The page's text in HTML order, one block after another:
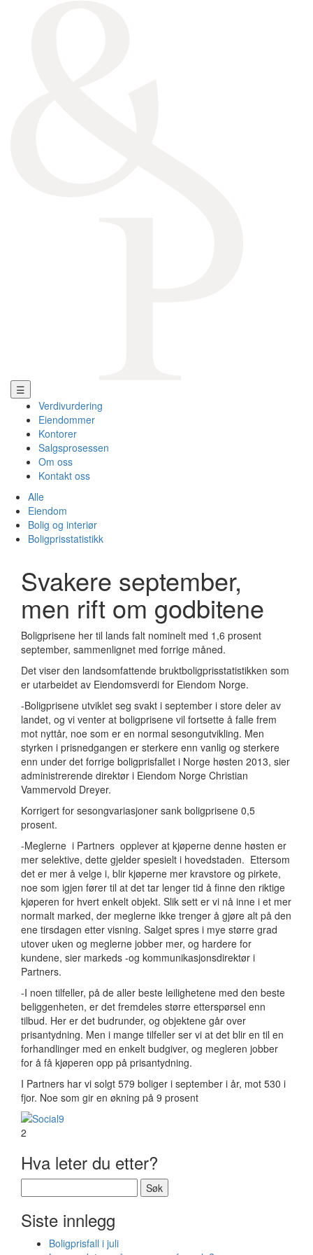
☰
Verdivurdering
Eiendommer
Kontorer
Salgsprosessen
Om oss
Kontakt oss
Alle
Eiendom
Bolig og interiør
Boligprisstatistikk
Svakere september,
men rift om godbitene
Boligprisene her til lands falt nominelt med 1,6 prosent
september, sammenlignet med forrige måned.
Det viser den landsomfattende bruktboligprisstatistikken som
er utarbeidet av Eiendomsverdi for Eiendom Norge.
-Boligprisene utviklet seg svakt i september i store deler av
landet, og vi venter at boligprisene vil fortsette å falle frem
mot nyttår, noe som er en normal sesongutvikling. Men
styrken i prisnedgangen er sterkere enn vanlig og sterkere
enn under det forrige boligprisfallet i Norge høsten 2013, sier
administrerende direktør i Eiendom Norge Christian
Vammervold Dreyer.
Korrigert for sesongvariasjoner sank boligprisene 0,5
prosent.
-Meglerne i Partners opplever at kjøperne denne høsten er
mer selektive, dette gjelder spesielt i hovedstaden. Ettersom
det er mer å velge i, blir kjøperne mer kravstore og pirkete,
noe som igjen fører til at det tar lenger tid å finne den riktige
kjøperen for hvert enkelt objekt. Slik sett er vi nå inne i et mer
normalt marked, der meglerne ikke trenger å gjøre alt på den
ene tirsdagen etter visning. Salget spres i mye større grad
utover uken og meglerne jobber mer, og hardere for
kundene, sier markeds -og kommunikasjonsdirektør i
Partners.
-I noen tilfeller, på de aller beste leilighetene med den beste
beliggenheten, er det fremdeles større etterspørsel enn
tilbud. Her er det budrunder, og objektene går over
prisantydning. Men i mange tilfeller ser vi at det blir en til en
forhandlinger med en enkelt budgiver, og megleren jobber
for å få kjøperen opp på prisantydning.
I Partners har vi solgt 579 boliger i september i år, mot 530 i
fjor. Noe som gir en økning på 9 prosent
2
Hva leter du etter?
etter:
Siste innlegg
Boligprisfall i juli